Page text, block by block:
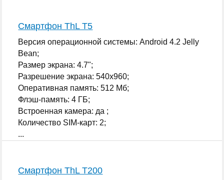
Смартфон ThL T5
Версия операционной системы: Android 4.2 Jelly
Bean;
Размер экрана: 4.7";
Разрешение экрана: 540x960;
Оперативная память: 512 Мб;
Флэш-память: 4 ГБ;
Встроенная камера: да ;
Количество SIM-карт: 2;
...
Смартфон ThL T200